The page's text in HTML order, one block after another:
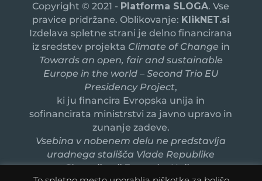
Copyright © 2021 - Platforma SLOGA. Vse
pravice pridržane. Oblikovanje: KlikNET.si
Izdelava spletne strani je delno financirana
iz sredstev projekta Climate of Change in
Towards an open, fair and sustainable
Europe in the world – Second Trio EU
Presidency Project,
ki ju financira Evropska unija in
sofinancirata ministrstvi za javno upravo in
zunanje zadeve.
Vsebina v nobenem delu ne predstavlja
uradnega stališča Vlade Republike
Slovenije ali Evropske Unije.